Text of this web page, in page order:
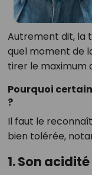
Autrement dit, la
quel moment de
tirer le maximum
Pourquoi
?
Il faut le
bien tolérée,
1. Son